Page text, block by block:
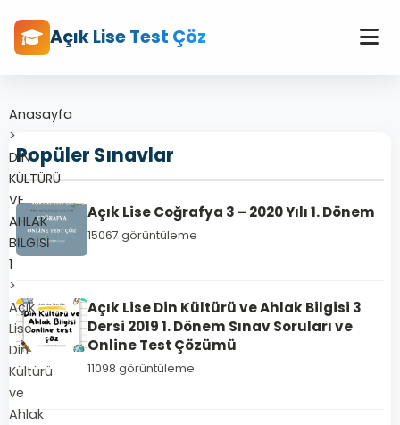
Açık Lise Test Çöz
Anasayfa
>
DİN
KÜLTÜRÜ
VE
AHLAK
BİLGİSİ
1
>
Açık
Lise
Din
Kültürü
ve
Ahlak
Popüler Sınavlar
Açık Lise Coğrafya 3 – 2020 Yılı 1. Dönem
15067 görüntüleme
Açık Lise Din Kültürü ve Ahlak Bilgisi 3
Dersi 2019 1. Dönem Sınav Soruları ve
Online Test Çözümü
11098 görüntüleme